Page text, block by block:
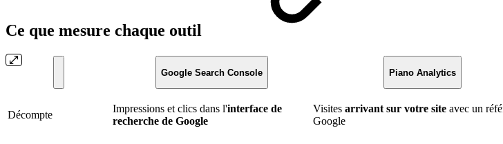
Ce que mesure chaque outil
Google Search Console Piano Analytics
Décompte
Impressions et clics dans l'interface de
recherche de Google
Visites arrivant sur votre site avec un
Google